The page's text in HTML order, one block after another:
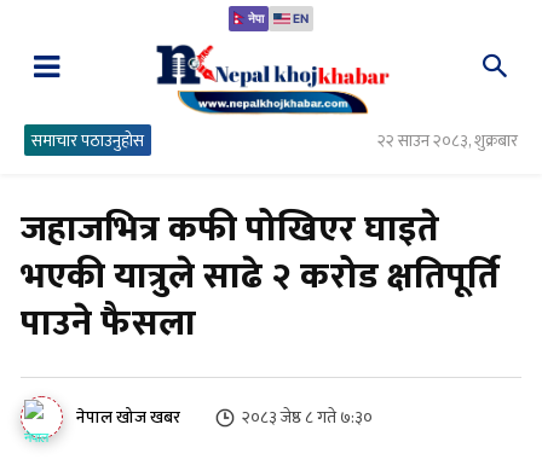
नेपा EN
समाचार पठाउनुहोस २२ साउन २०८३, शुक्रबार
जहाजभित्र कफी पोखिएर घाइते
भएकी यात्रुले साढे २ करोड क्षतिपूर्ति
पाउने फैसला
नेपाल खोज खबर २०८३ जेष्ठ ८ गते ७:३०